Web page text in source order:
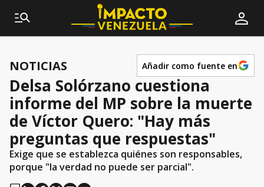
NOTICIAS Añadir como fuente en
Delsa Solórzano cuestiona
informe del MP sobre la muerte
de Víctor Quero: "Hay más
preguntas que respuestas"
Exige que se establezca quiénes son responsables,
porque "la verdad no puede ser parcial".